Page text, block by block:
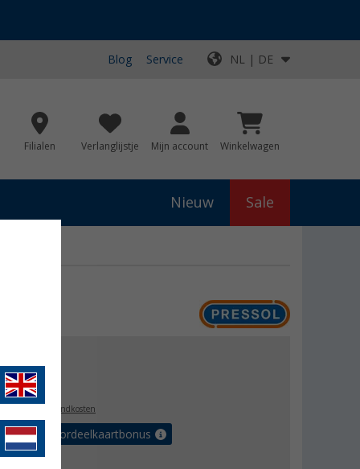
Blog Service NL | DE
Filialen Verlanglijstje Mijn account Winkelwagen
Nieuw Sale
plus verzendkosten
tot 5% voordeelkaartbonus